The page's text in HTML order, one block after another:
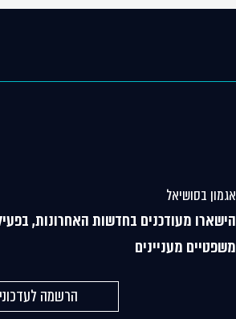
אגמון בסושיאל
הישארו מעודכנים בחדשות האחרונות,
משפטיים מעניינים
הרשמה